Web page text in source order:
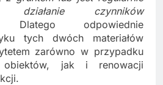
czynników
odpowiednie
tych dwóch materiałów
zarówno w przypadku
obiektów, jak i renowacji